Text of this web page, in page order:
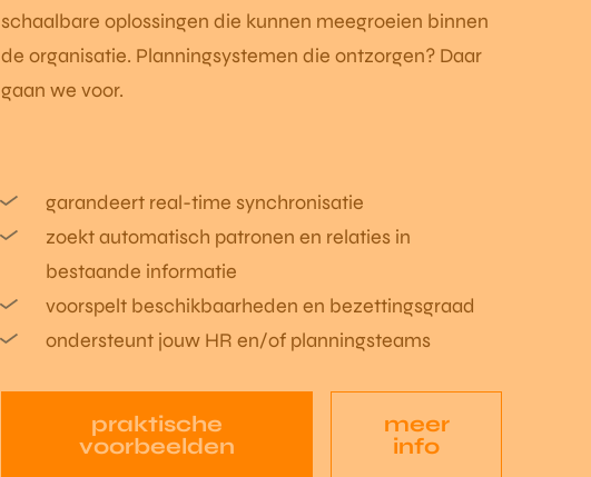
schaalbare oplossingen die kunnen meegroeien binnen
de organisatie. Planningsystemen die ontzorgen? Daar
gaan we voor.
garandeert real-time synchronisatie
zoekt automatisch patronen en relaties in
bestaande informatie
voorspelt beschikbaarheden en bezettingsgraad
ondersteunt jouw HR en/of planningsteams
praktische
voorbeelden
meer
info